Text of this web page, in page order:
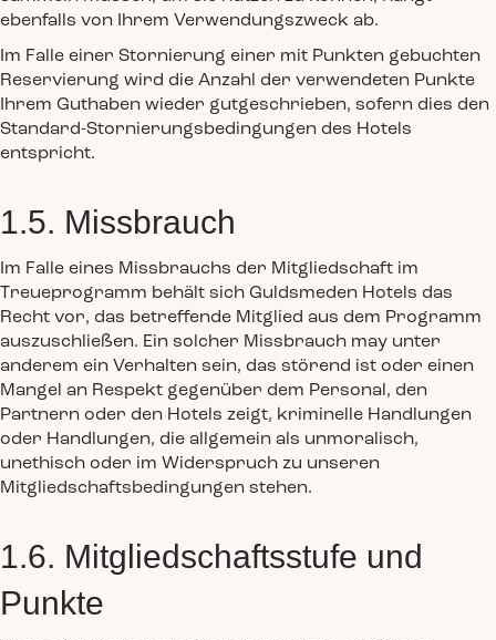
ebenfalls von Ihrem Verwendungszweck ab.
Im Falle einer Stornierung einer mit Punkten gebuchten
Reservierung wird die Anzahl der verwendeten Punkte
Ihrem Guthaben wieder gutgeschrieben, sofern dies den
Standard-Stornierungsbedingungen des Hotels
entspricht.
1.5. Missbrauch
Im Falle eines Missbrauchs der Mitgliedschaft im
Treueprogramm behält sich Guldsmeden Hotels das
Recht vor, das betreffende Mitglied aus dem Programm
auszuschließen. Ein solcher Missbrauch may unter
anderem ein Verhalten sein, das störend ist oder einen
Mangel an Respekt gegenüber dem Personal, den
Partnern oder den Hotels zeigt, kriminelle Handlungen
oder Handlungen, die allgemein als unmoralisch,
unethisch oder im Widerspruch zu unseren
Mitgliedschaftsbedingungen stehen.
1.6. Mitgliedschaftsstufe und
Punkte